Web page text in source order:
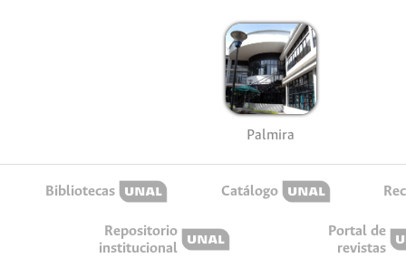
Palmira
Bibliotecas Catálogo
Repositorio
institucional
Portal de
revistas